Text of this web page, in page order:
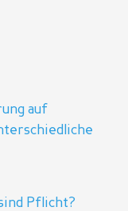
auf
Pflicht?